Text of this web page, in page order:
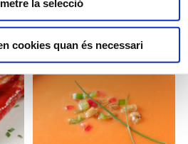
la selecció
cookies quan és necessari